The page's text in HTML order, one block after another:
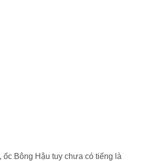
ốc Bông Hậu tuy chưa có tiếng là